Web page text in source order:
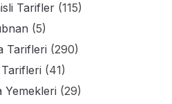
Tarifler(115)
(5)
Tarifleri (290)
(41)
Yemekleri (29)